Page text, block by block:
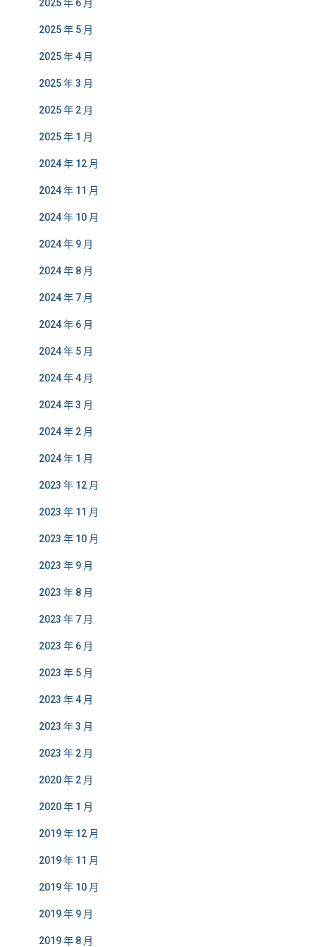
2025 年 6 月
2025 年 5 月
2025 年 4 月
2025 年 3 月
2025 年 2 月
2025 年 1 月
2024 年 12 月
2024 年 11 月
2024 年 10 月
2024 年 9 月
2024 年 8 月
2024 年 7 月
2024 年 6 月
2024 年 5 月
2024 年 4 月
2024 年 3 月
2024 年 2 月
2024 年 1 月
2023 年 12 月
2023 年 11 月
2023 年 10 月
2023 年 9 月
2023 年 8 月
2023 年 7 月
2023 年 6 月
2023 年 5 月
2023 年 4 月
2023 年 3 月
2023 年 2 月
2020 年 2 月
2020 年 1 月
2019 年 12 月
2019 年 11 月
2019 年 10 月
2019 年 9 月
2019 年 8 月